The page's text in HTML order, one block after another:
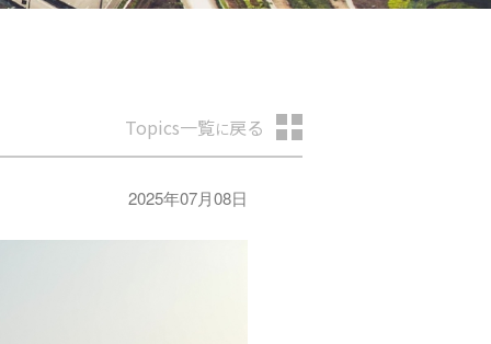
2025年07月08日
Topics一覧に戻る